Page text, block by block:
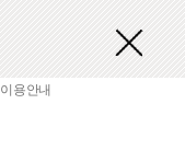
이용안내